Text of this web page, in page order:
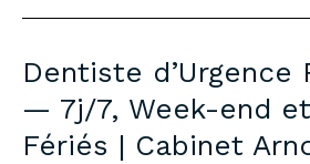
Musson
7
days/7,
Weekends
Dentiste d’Urgence
— 7j/7, Week-end
Fériés | Cabinet